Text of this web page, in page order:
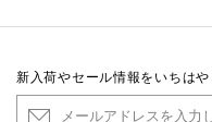
新入荷やセール情報をいちはや